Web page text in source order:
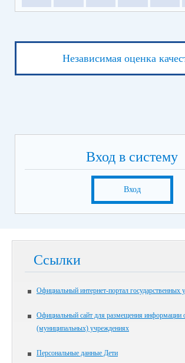
Независимая оценка
Вход в систему
Вход
Ссылки
Официальный интернет-портал государственных
Официальный сайт для размещения информации
(муниципальных) учреждениях
Персональные данные Дети